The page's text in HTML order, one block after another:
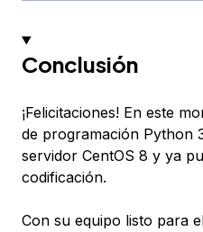
Conclusión
¡Felicitaciones! En este
de programación Python
servidor CentOS 8 y ya
codificación.
Con su equipo listo para